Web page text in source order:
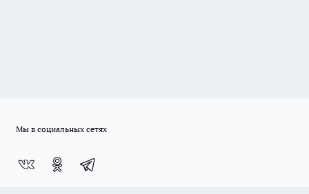
Мы в социальных сетях